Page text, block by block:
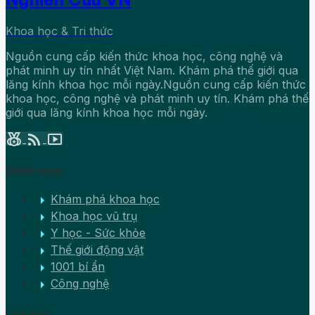
Khoa học & Tri thức
Nguồn cung cấp kiến thức khoa học, công nghệ và
phát minh uy tín nhất Việt Nam. Khám phá thế giới qua
lăng kính khoa học mỗi ngày.Nguồn cung cấp kiến thức
khoa học, công nghệ và phát minh uy tín. Khám phá thế
giới qua lăng kính khoa học mỗi ngày.
social_leaderboard rss_feed smart_display
Danh mục
arrow_right Khám phá khoa học
arrow_right Khoa học vũ trụ
arrow_right Y học - Sức khỏe
arrow_right Thế giới động vật
arrow_right 1001 bí ẩn
arrow_right Công nghệ